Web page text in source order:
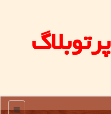
پرتوبلاگ
منو